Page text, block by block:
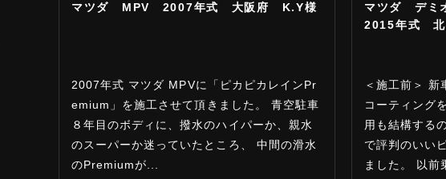
マツダ MPV 2007年式 大阪府 K.Y様
2007年式 マツダ MPVに「ピカピカレインPr
emium」を施工させて頂きました。 青空駐車
８年目のボディに、撥水のハイパーか、親水
のスーパーか迷っていたところ、 中間の滑水
のPremiumが...
マツダ デミ
2015年式
＜施工前＞ 新
コーティング
用も結構する
で評判のいい
ました。 以前